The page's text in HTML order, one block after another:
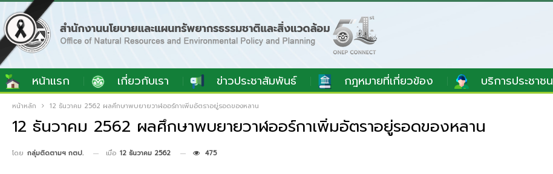
หน้าแรก เกี่ยวกับเรา ข่าวประชาสัมพันธ์ กฎหมายที่เกี่ยวข้อง บริการประชาชน
หน้าหลัก 12 ธันวาคม 2562 ผลศึกษาพบยายวาฬออร์กาเพิ่มอัตราอยู่รอดของหลาน
12 ธันวาคม 2562 ผลศึกษาพบยายวาฬออร์กาเพิ่มอัตราอยู่รอดของหลาน
โดย กลุ่มติดตามฯ กตป. เมื่อ 12 ธันวาคม 2562 475